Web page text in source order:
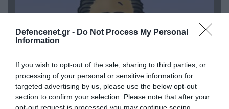
Defencenet.gr - Do Not Process My Personal
Information
If you wish to opt-out of the sale, sharing to third parties, or
processing of your personal or sensitive information for
targeted advertising by us, please use the below opt-out
section to confirm your selection. Please note that after your
opt-out request is processed you may continue seeing